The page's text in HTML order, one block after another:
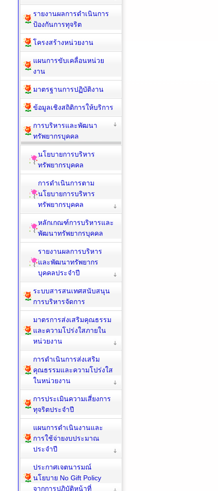
รายงานผลการดำเนินการ
ป้องกันการทุจริต
โครงสร้างหน่วยงาน
แผนการขับเคลื่อนหน่วย
งาน
มาตรฐานการปฏิบัติงาน
ข้อมูลเชิงสถิติการให้บริการ
การบริหารและพัฒนา
ทรัพยากรบุคคล
นโยบายการบริหาร
ทรัพยากรบุคคล
การดำเนินการตาม
นโยบายการบริหาร
ทรัพยากรบุคคล
หลักเกณฑ์การบริหารและ
พัฒนาทรัพยากรบุคคล
รายงานผลการบริหาร
และพัฒนาทรัพยากร
บุคคลประจำปี
ระบบสารสนเทศสนับสนุน
การบริหารจัดการ
มาตรการส่งเสริมคุณธรรม
และความโปร่งใสภายใน
หน่วยงาน
การดำเนินการส่งเสริม
คุณธรรมและความโปร่งใส
ในหน่วยงาน
การประเมินความเสี่ยงการ
ทุจริตประจำปี
แผนการดำเนินงานและ
การใช้จ่ายงบประมาณ
ประจำปี
ประกาศเจตนารมณ์
นโยบาย No Gift Policy
จากการปฏิบัติหน้าที่